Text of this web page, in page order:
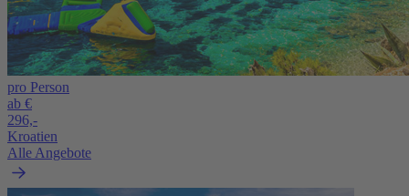
pro Person
ab €
296,-
Kroatien
Alle Angebote